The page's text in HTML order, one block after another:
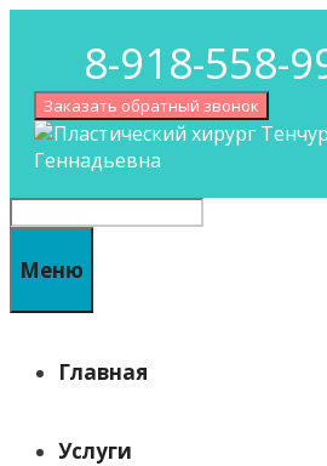
содержимому8-918-558-
Заказать обратный звонок
Поиск
Меню
Главная
Услуги